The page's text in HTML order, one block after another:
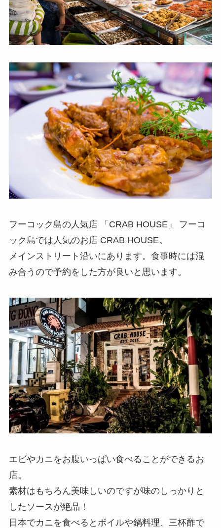
フーコック島の人気店 「CRAB HOUSE」 フーコ
ック島では人気のお店 CRAB HOUSE。
メインストリート沿いにあります。食事時には混
み合うので予約をした方が良いと思います。
エビやカニをお腹いっぱい食べることができるお
店。
素材はもちろん美味しいのですが味のしっかりと
したソースが絶品！
日本でカニを食べるとボイルや鍋料理、三杯酢で